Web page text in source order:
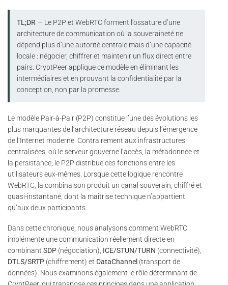
TL;DR — Le P2P et WebRTC forment l’ossature d’une
architecture de communication où la souveraineté ne
dépend plus d’une autorité centrale mais d’une capacité
locale : négocier, chiffrer et maintenir un flux direct entre
pairs. CryptPeer applique ce modèle en éliminant les
intermédiaires et en prouvant la confidentialité par la
conception, non par la promesse.
Le modèle Pair-à-Pair (P2P) constitue l’une des évolutions les
plus marquantes de l’architecture réseau depuis l’émergence
de l’Internet moderne. Contrairement aux infrastructures
centralisées, où le serveur gouverne l’accès, la métadonnée et
la persistance, le P2P distribue ces fonctions entre les
utilisateurs eux-mêmes. Lorsque cette logique rencontre
WebRTC, la combinaison produit un canal souverain, chiffré et
quasi-instantané, dont la maîtrise technique n’appartient
qu’aux deux participants.
Dans cette chronique, nous analysons comment WebRTC
implémente une communication réellement directe en
combinant SDP (négociation), ICE/STUN/TURN (connectivité),
DTLS/SRTP (chiffrement) et DataChannel (transport de
données). Nous examinons également le rôle déterminant de